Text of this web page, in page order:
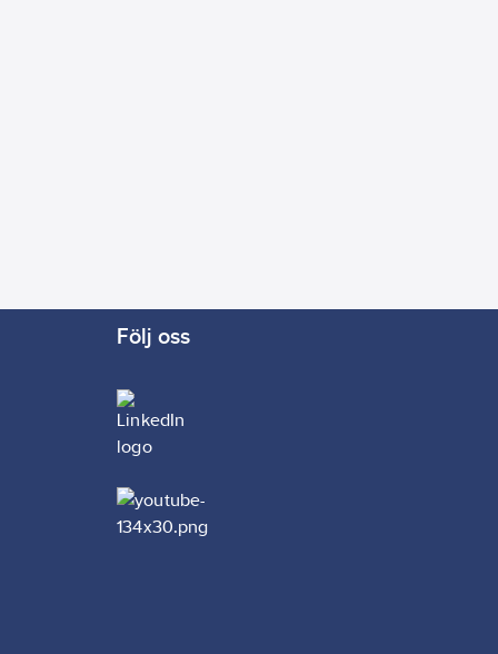
Följ oss